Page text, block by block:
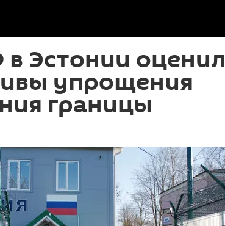
Эстонии оценил
упрощения
границы